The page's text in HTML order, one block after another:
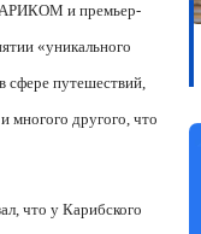
и премьер-
«уникального
сфере путешествий,
многого другого, что
что у Карибского